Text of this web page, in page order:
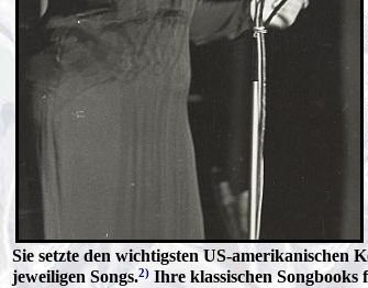
Sie setzte den wichtigsten US-
jeweiligen Songs.2) Ihre klassischen Songbooks